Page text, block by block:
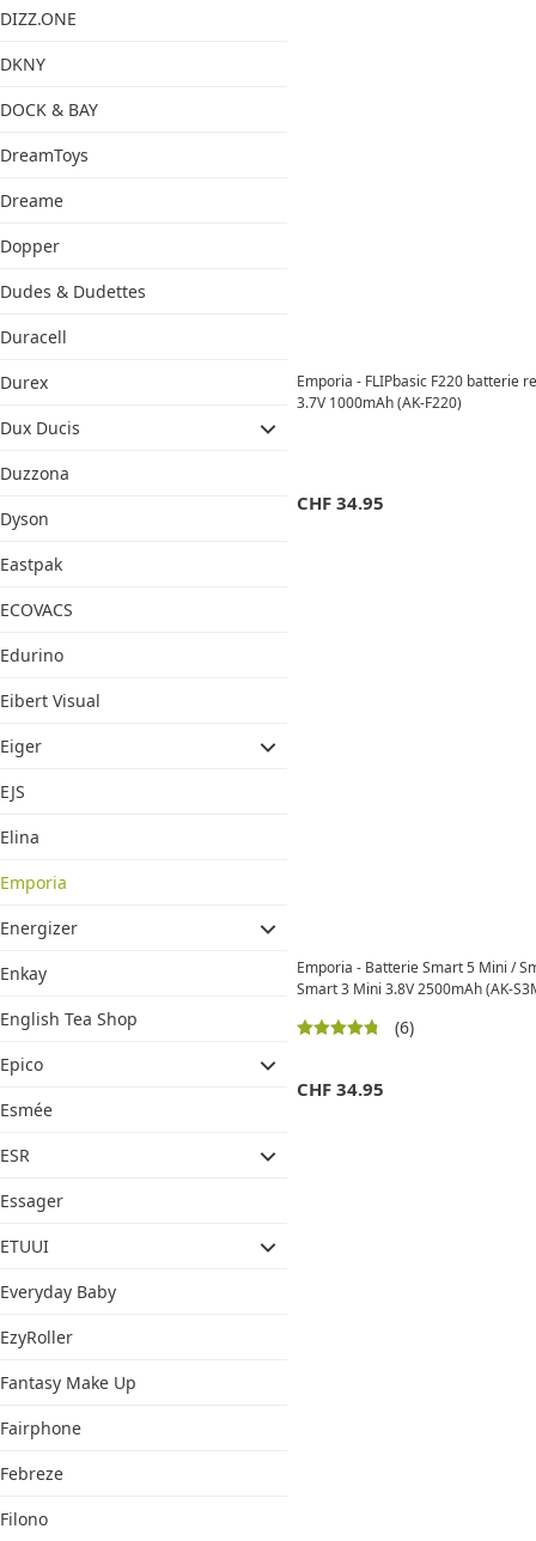
DIZZ.ONE
DKNY
DOCK & BAY
DreamToys
Dreame
Dopper
Dudes & Dudettes
Duracell
Durex
Dux Ducis
Duzzona
Dyson
Eastpak
ECOVACS
Edurino
Eibert Visual
Eiger
EJS
Elina
Emporia
Energizer
Enkay
English Tea Shop
Epico
Esmée
ESR
Essager
ETUUI
Everyday Baby
EzyRoller
Fantasy Make Up
Fairphone
Febreze
Filono
Emporia - FLIPbasic F220 batterie
3.7V 1000mAh (AK-F220)
CHF 34.95
Emporia - Batterie Smart 5 Mini /
Smart 3 Mini 3.8V 2500mAh (AK-
(6)
CHF 34.95